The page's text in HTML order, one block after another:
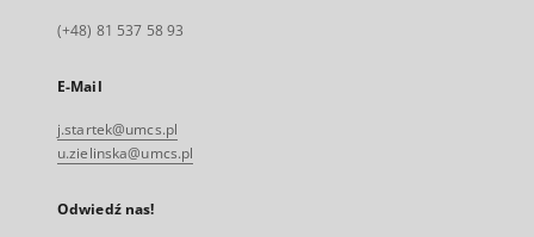
(+48) 81 537 58 93
E-Mail
j.startek@umcs.pl
u.zielinska@umcs.pl
Odwiedź nas!